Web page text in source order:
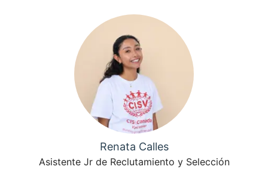
Renata Calles
Asistente Jr de Reclutamiento y Selección